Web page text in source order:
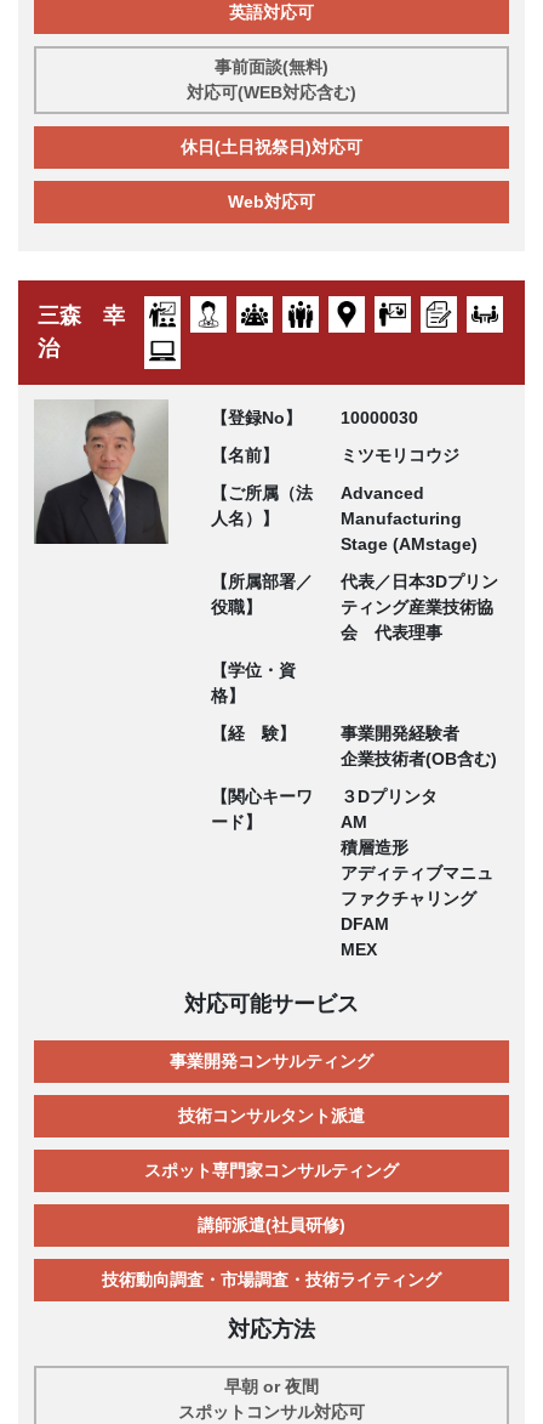
英語対応可
事前面談(無料)
対応可(WEB対応含む)
休日(土日祝祭日)対応可
Web対応可
三森 幸
治
【登録No】
10000030
【名前】
ミツモリコウジ
【ご所属（法
人名）】
Advanced
Manufacturing
Stage (AMstage)
【所属部署／
役職】
代表／日本3Dプリン
ティング産業技術協
会 代表理事
【学位・資
格】
【経 験】
事業開発経験者
企業技術者(OB含む)
【関心キーワ
ード】
３Dプリンタ
AM
積層造形
アディティブマニュ
ファクチャリング
DFAM
MEX
対応可能サービス
事業開発コンサルティング
技術コンサルタント派遣
スポット専門家コンサルティング
講師派遣(社員研修)
技術動向調査・市場調査・技術ライティング
対応方法
早朝 or 夜間
スポットコンサル対応可